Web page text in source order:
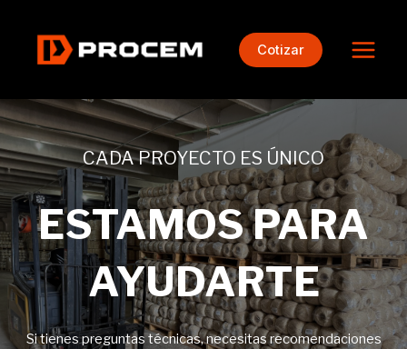
contenido
Cotizar
Menu
CADA PROYECTO ES ÚNICO
ESTAMOS PARA
AYUDARTE
Si tienes preguntas técnicas, necesitas recomendaciones